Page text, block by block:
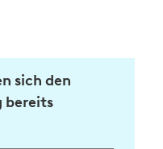
sich den
bereits